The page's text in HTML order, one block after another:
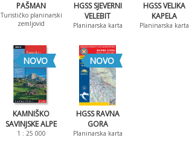
PAŠMAN
Turističko planinarski
zemljovid
HGSS SJEVERNI
VELEBIT
Planinarska karta
HGSS VELIKA
KAPELA
Planinarska karta
NOVO
KAMNIŠKO
SAVINJSKE ALPE
1 : 25 000
NOVO
HGSS RAVNA
GORA
Planinarska karta